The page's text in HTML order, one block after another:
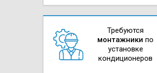
Требуются
монтажники по
установке
кондиционеров